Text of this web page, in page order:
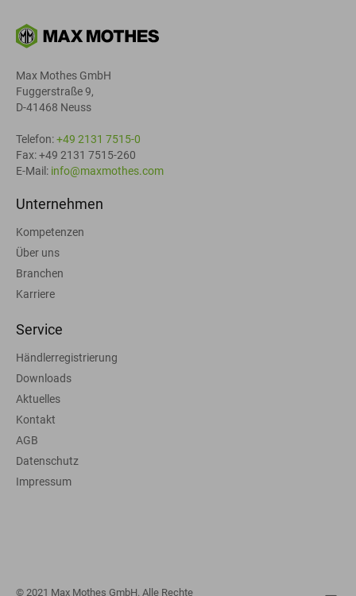
Max Mothes GmbH
Fuggerstraße 9,
D-41468 Neuss
Telefon:+49 2131 7515-0
Fax: +49 2131 7515-260
E-Mail: info@maxmothes.com
Unternehmen
Kompetenzen
Über uns
Branchen
Karriere
Service
Händlerregistrierung
Downloads
Aktuelles
Kontakt
AGB
Datenschutz
Impressum
© 2021 Max Mothes GmbH. Alle Rechte